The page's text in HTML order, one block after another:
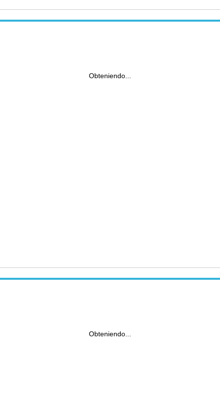
Obteniendo...
Obteniendo...